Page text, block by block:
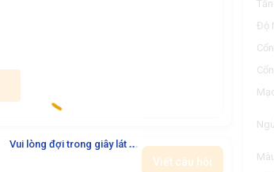
Vui lòng đợi trong giây lát ...
Viết câu hỏi
Độ